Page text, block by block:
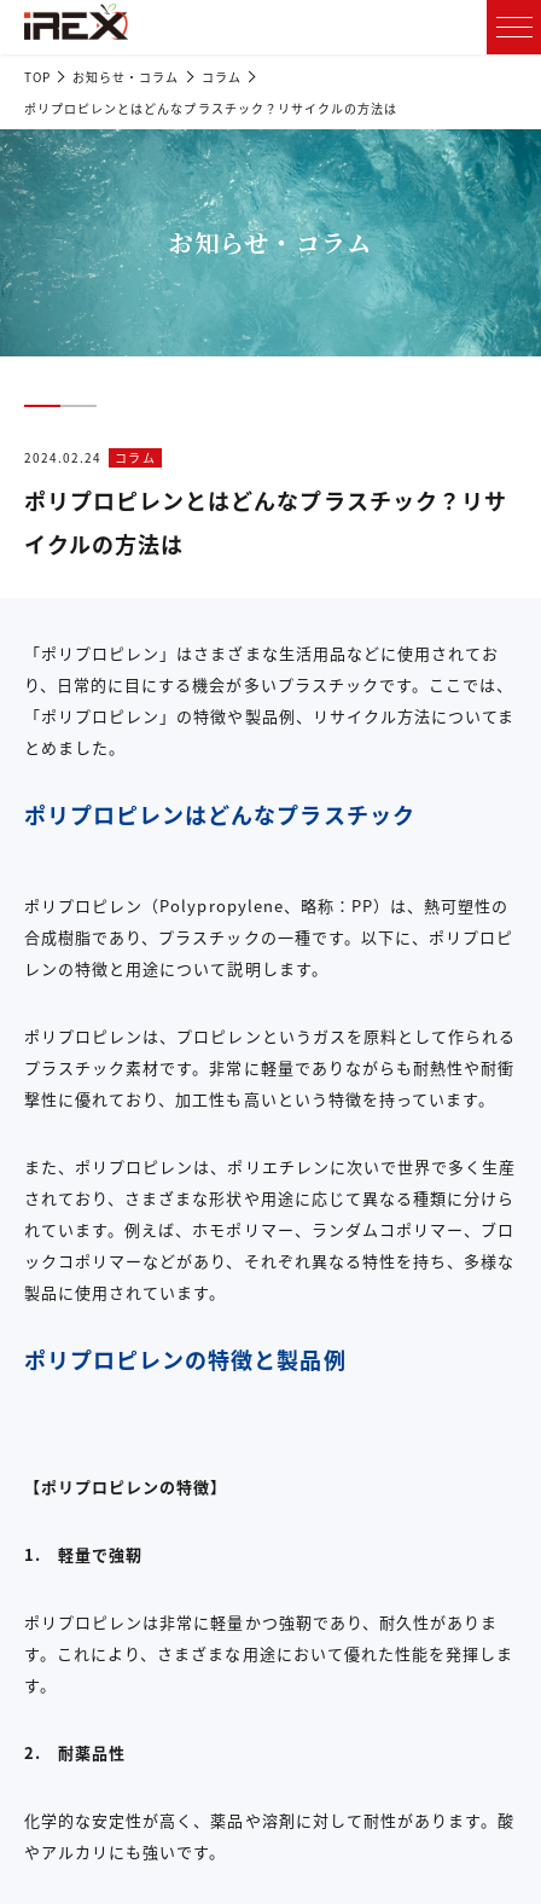
TOP お知らせ・コラム
コラム
ポリプロピレンとはどんなプラスチック？リサイクルの方法は
お知らせ・コラム
2024.02.24 コラム
ポリプロピレンとはどんなプラスチック？リサ
イクルの方法は
「ポリプロピレン」はさまざまな生活用品などに使用されてお
り、日常的に目にする機会が多いプラスチックです。ここでは、
「ポリプロピレン」の特徴や製品例、リサイクル方法についてま
とめました。
ポリプロピレンはどんなプラスチック
ポリプロピレン（Polypropylene、略称：PP）は、熱可塑性の
合成樹脂であり、プラスチックの一種です。以下に、ポリプロピ
レンの特徴と用途について説明します。
ポリプロピレンは、プロピレンというガスを原料として作られる
プラスチック素材です。非常に軽量でありながらも耐熱性や耐衝
撃性に優れており、加工性も高いという特徴を持っています。
また、ポリプロピレンは、ポリエチレンに次いで世界で多く生産
されており、さまざまな形状や用途に応じて異なる種類に分けら
れています。例えば、ホモポリマー、ランダムコポリマー、ブロ
ックコポリマーなどがあり、それぞれ異なる特性を持ち、多様な
製品に使用されています。
ポリプロピレンの特徴と製品例
【ポリプロピレンの特徴】
1. 軽量で強靭
ポリプロピレンは非常に軽量かつ強靭であり、耐久性がありま
す。これにより、さまざまな用途において優れた性能を発揮しま
す。
2. 耐薬品性
化学的な安定性が高く、薬品や溶剤に対して耐性があります。酸
やアルカリにも強いです。